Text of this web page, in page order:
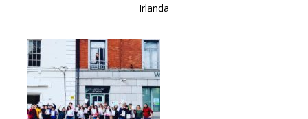
Irlanda